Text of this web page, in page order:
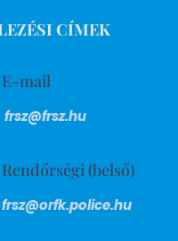
CÍMEK
E-mail
frsz@frsz.hu
Rendőrségi (belső)
frsz@orfk.police.hu